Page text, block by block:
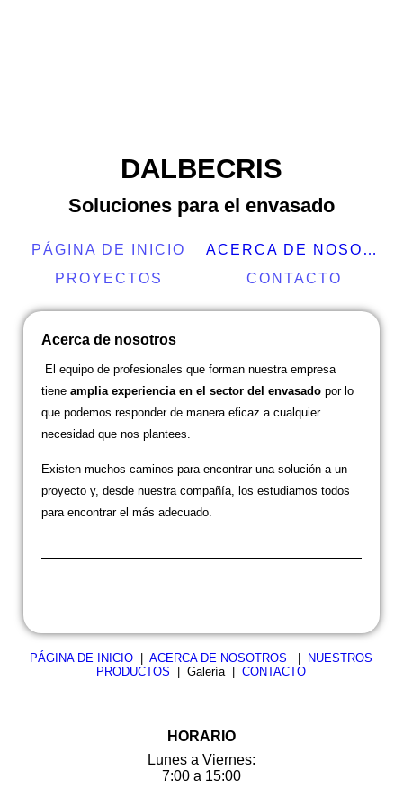
DALBECRIS
Soluciones para el envasado
PÁGINA DE INICIO
ACERCA DE NOSOTROS
PROYECTOS
CONTACTO
Acerca de nosotros
El equipo de profesionales que forman nuestra empresa
tiene amplia experiencia en el sector del envasadopor lo
que podemos responder de manera eficaz a cualquier
necesidad que nos plantees.
Existen muchos caminos para encontrar una solución a un
proyecto y, desde nuestra compañía, los estudiamos todos
para encontrar el más adecuado.
PÁGINA DE INICIO |ACERCA DE NOSOTROS
NUESTROS
PRODUCTOS | Galería |CONTACTO
HORARIO
Lunes a Viernes:
7:00 a 15:00